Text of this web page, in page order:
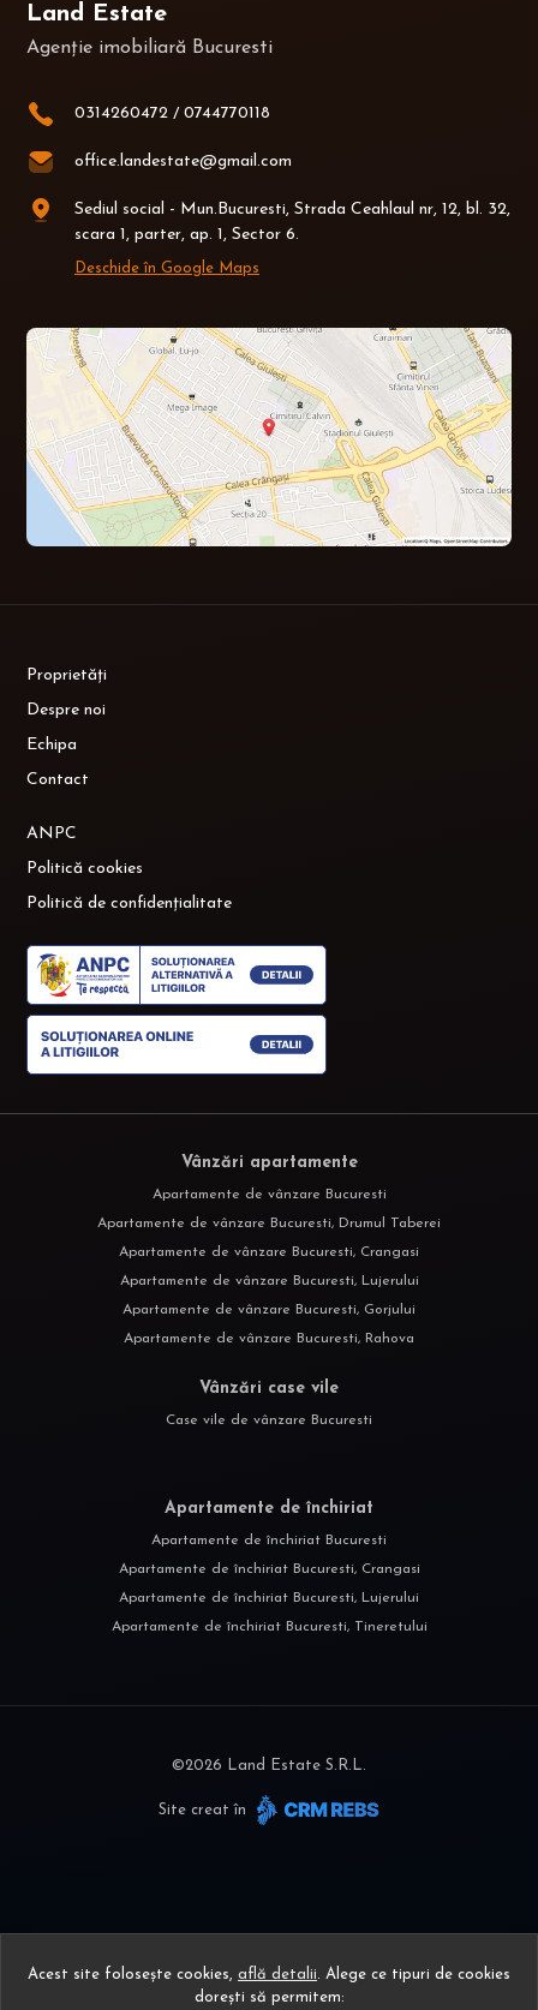
Land Estate
Agenție imobiliară Bucuresti
0314260472 / 0744770118
office.landestate@gmail.com
Sediul social - Mun.Bucuresti, Strada Ceahlaul nr, 12, bl. 32,
scara 1, parter, ap. 1, Sector 6.
Deschide în Google Maps
Proprietăți
Despre noi
Echipa
Contact
ANPC
Politică cookies
Politică de confidențialitate
Vânzări apartamente
Apartamente de vânzare Bucuresti
Apartamente de vânzare Bucuresti, Drumul Taberei
Apartamente de vânzare Bucuresti, Crangasi
Apartamente de vânzare Bucuresti, Lujerului
Apartamente de vânzare Bucuresti, Gorjului
Apartamente de vânzare Bucuresti, Rahova
Vânzări case vile
Case vile de vânzare Bucuresti
Apartamente de închiriat
Apartamente de închiriat Bucuresti
Apartamente de închiriat Bucuresti, Crangasi
Apartamente de închiriat Bucuresti, Lujerului
Apartamente de închiriat Bucuresti, Tineretului
©2026 Land Estate S.R.L.
Site creat în
Acest site folosește cookies, află detalii. Alege ce tipuri de cookies
dorești să permitem: